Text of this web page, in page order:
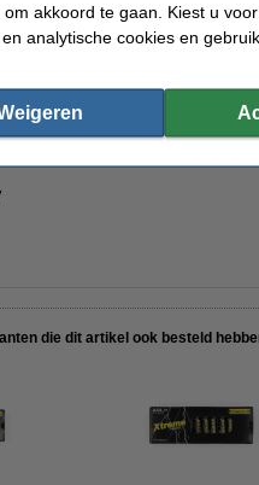
die dit artikel ook besteld
akkoord te gaan. Kiest u
analytische cookies en